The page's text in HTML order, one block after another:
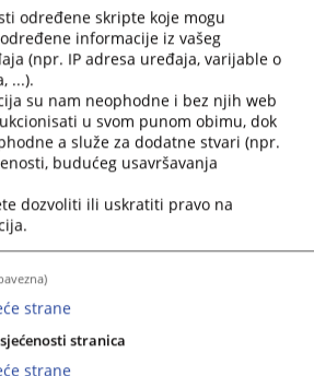
šefOdjeljenja za disciplinske
pravosudnih funkcija
, zamjenica šefaOdjeljenja
i etiku nosilaca pravosudnih
za imenovanje i
za provođenje postupka po
određene skripte koje mogu
informacije iz vašeg
(npr. IP adresa uređaja, varijable o
...).
su nam neophodne i bez njih web
u svom punom obimu, dok
a služe za dodatne stvari (npr.
budućeg usavršavanja
dozvoliti ili uskratiti pravo na
strane
stranica
strane